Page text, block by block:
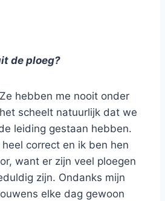
de ploeg?
hebben me nooit onder
scheelt natuurlijk dat we
leiding gestaan hebben.
correct en ik ben hen
want er zijn veel ploegen
zijn. Ondanks mijn
elke dag gewoon